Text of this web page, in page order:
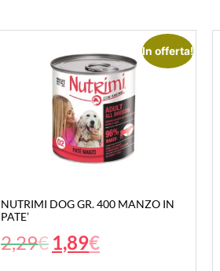
In offerta!
NUTRIMI DOG GR. 400 MANZO IN
PATE’
2,29€ 1,89€